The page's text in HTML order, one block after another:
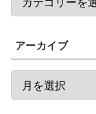
アーカイブ